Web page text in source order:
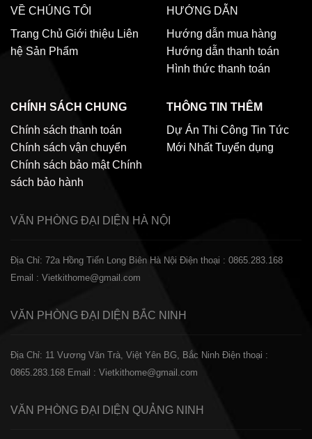
VỀ CHÚNG TÔI
Trang Chủ Giới thiệu Liên
hệ Sản Phẩm
HƯỚNG DẪN
Hướng dẫn mua hàng
Hướng dẫn thanh toán
Hình thức thanh toán
CHÍNH SÁCH CHUNG
Chính sách thanh toán
Chính sách vận chuyển
Chính sách bảo mật Chính
sách bảo hành
THÔNG TIN THÊM
Dự Án Thi Công Tin Tức
Mới Nhất Tuyển dụng
VĂN PHÒNG ĐẠI DIỆN HÀ NỘI
Địa Chỉ: 72a Hồng Tiến Long Biên Hà Nội Điện thoại : 0865.283.168
Email : Vietkithome@gmail.com
VĂN PHÒNG ĐẠI DIỆN BẮC NINH
Địa Chỉ: 11 Vương Văn Trà, Việt Yên BG, Bắc Ninh Điện thoại :
0865.283.168 Email : Vietkithome@gmail.com
VĂN PHÒNG ĐẠI DIỆN QUẢNG NINH